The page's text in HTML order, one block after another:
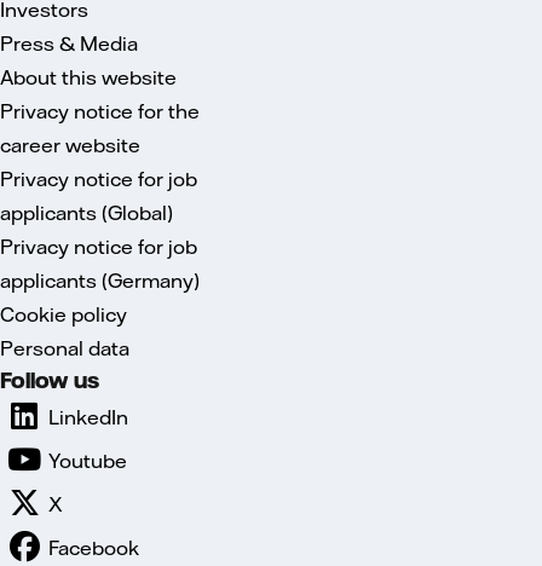
Investors
Press & Media
About this website
Privacy notice for the
career website
Privacy notice for job
applicants (Global)
Privacy notice for job
applicants (Germany)
Cookie policy
Personal data
Follow us
LinkedIn
Youtube
X
Facebook